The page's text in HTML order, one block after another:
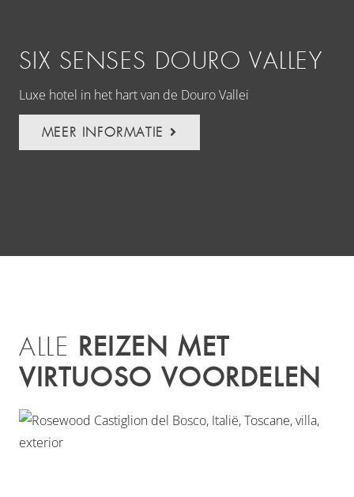
SIX SENSES DOURO VALLEY
Luxe hotel in het hart van de Douro Vallei
MEER INFORMATIE
ALLE REIZEN MET
VIRTUOSO VOORDELEN